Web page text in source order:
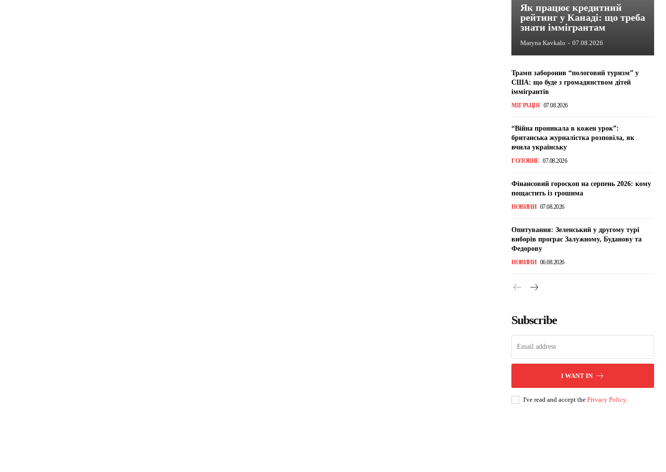
Як працює кредитний
рейтинг у Канаді: що треба
знати іммігрантам
Maryna Kavkalo - 07.08.2026
Трамп заборонив “пологовий туризм” у
США: що буде з громадянством дітей
іммігрантів
МІГРАЦІЯ 07.08.2026
“Війна проникала в кожен урок”:
британська журналістка розповіла, як
вчила українську
ГОЛОВНЕ 07.08.2026
Фінансовий гороскоп на серпень 2026: кому
пощастить із грошима
НОВИНИ 07.08.2026
Опитування: Зеленський у другому турі
виборів програє Залужному, Буданову та
Федорову
НОВИНИ 06.08.2026
Subscribe
I WANT IN
I've read and accept the Privacy Policy.